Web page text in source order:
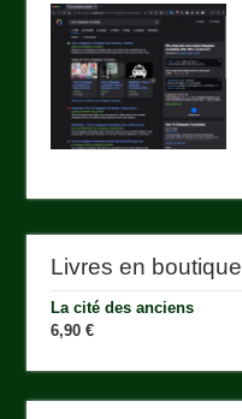
Livres en boutique
La cité des anciens
6,90€